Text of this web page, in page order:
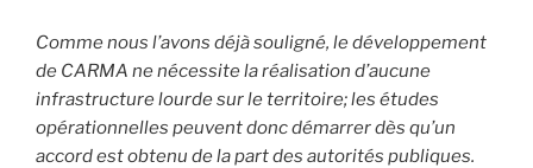
Comme nous l’avons déjà souligné, le développement
de CARMA ne nécessite la réalisation d’aucune
infrastructure lourde sur le territoire; les études
opérationnelles peuvent donc démarrer dès qu’un
accord est obtenu de la part des autorités publiques.